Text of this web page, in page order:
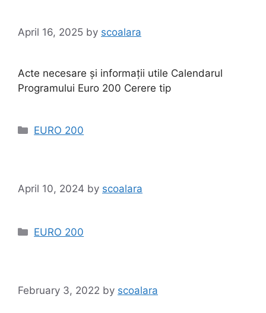
April 16, 2025 by scoalara
Acte necesare și informații utile Calendarul
Programului Euro 200 Cerere tip
Categories
EURO 200
April 10, 2024 by scoalara
Categories
EURO 200
February 3, 2022 by scoalara